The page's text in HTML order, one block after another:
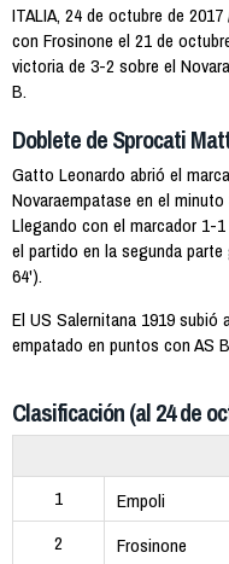
ITALIA, 24 de octubre de
con Frosinone el 21 de
victoria de 3-2 sobre el
B.
Doblete de Sprocati
Gatto Leonardo abrió el
Novaraempatase en el
Llegando con el marcador 1-
el partido en la segunda
64').
El US Salernitana 1919 subió
empatado en puntos con AS
Clasificación (al 24 de
1
Empoli
2
Frosinone